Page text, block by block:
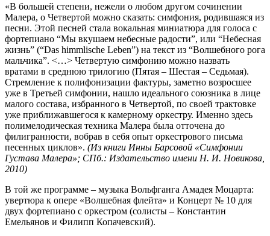
«В большей степени, нежели о любом другом сочинении
Малера, о Четвертой можно сказать: симфония, родившаяся из
песни. Этой песней стала вокальная миниатюра для голоса с
фортепиано “Мы вкушаем небесные радости”, или “Небесная
жизнь” (“Das himmlische Leben”) на текст из “Волшебного рога
мальчика”. <…> Четвертую симфонию можно назвать
вратами в среднюю трилогию (Пятая – Шестая – Седьмая).
Стремление к полифонизации фактуры, заметно возросшее
уже в Третьей симфонии, нашло идеального союзника в лице
малого состава, избранного в Четвертой, по своей трактовке
уже приближавшегося к камерному оркестру. Именно здесь
полимелодическая техника Малера была отточена до
филигранности, вобрав в себя опыт оркестрового письма
песенных циклов». (Из книги Инны Барсовой «Симфонии
Густава Малера»; СПб.: Издательство имени Н. И. Новикова,
2010)
В той же программе – музыка Вольфганга Амадея Моцарта:
увертюра к опере «Волшебная флейта» и Концерт № 10 для
двух фортепиано с оркестром (солисты – Константин
Емельянов и Филипп Копачевский).